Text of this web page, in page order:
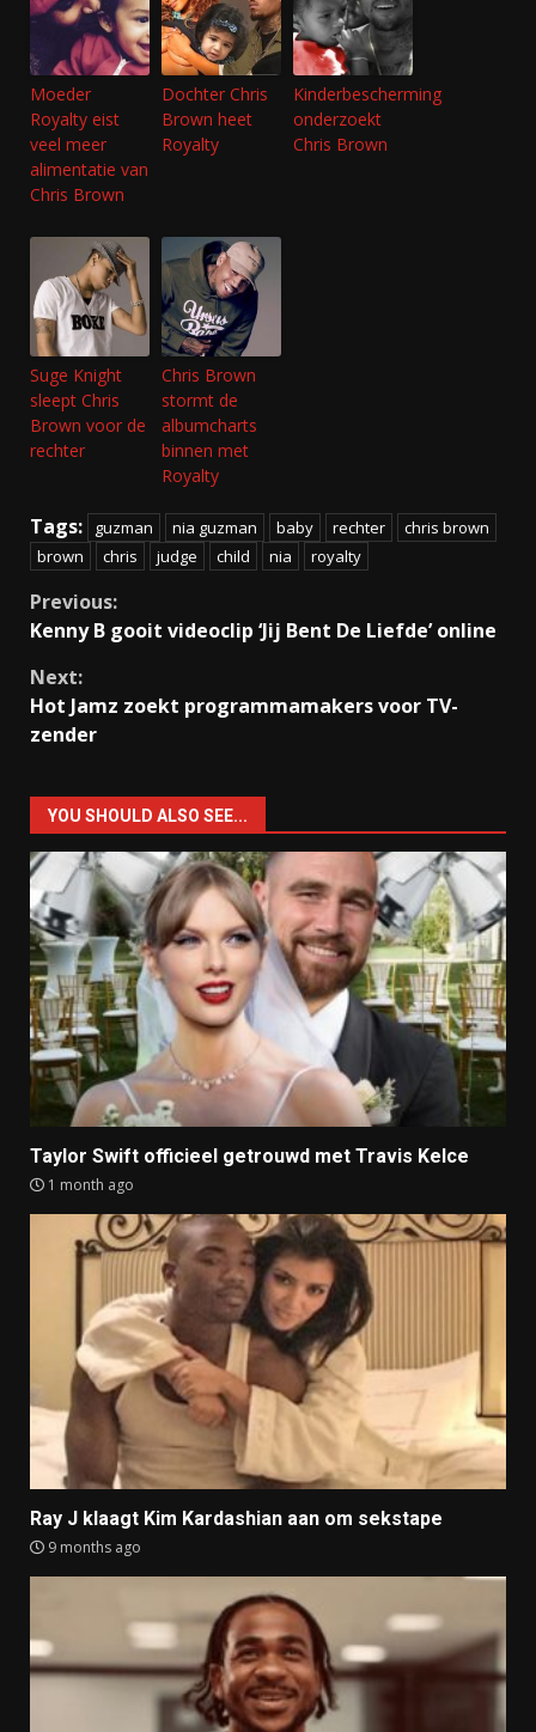
Moeder
Royalty eist
veel meer
alimentatie van
Chris Brown
Dochter Chris
Brown heet
Royalty
Kinderbescherming
onderzoekt
Chris Brown
Suge Knight
sleept Chris
Brown voor de
rechter
Chris Brown
stormt de
albumcharts
binnen met
Royalty
Tags: guzman nia guzman baby rechter
chris brown
brown
chris judge child nia royalty
Continue
Reading
Previous:
Kenny B gooit videoclip ‘Jij Bent De Liefde’ online
Next:
Hot Jamz zoekt programmamakers voor TV-
zender
YOU SHOULD ALSO SEE...
Taylor Swift officieel getrouwd met Travis Kelce
1 month ago
Ray J klaagt Kim Kardashian aan om sekstape
9 months ago